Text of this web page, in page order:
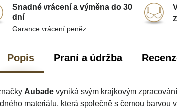
Popis Praní a údržba
Aubadevyniká svým krajkovým
materiálu, která společně s černou barvou
Snadné vrácení a výměna do 30
dní
Garance vrácení peněz